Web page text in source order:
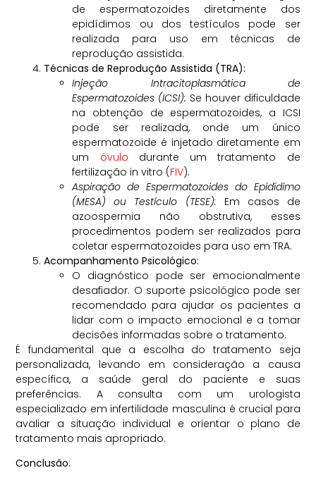
de espermatozoides diretamente dos
epidídimos ou dos testículos pode ser
realizada para uso em técnicas de
reprodução assistida.
Técnicas de Reprodução Assistida (TRA):
Injeção Intracitoplasmática de
Espermatozoides (ICSI): Se houver dificuldade
na obtenção de espermatozoides, a ICSI
pode ser realizada, onde um único
espermatozoide é injetado diretamente em
um óvulo
durante um tratamento de
fertilização in vitro (FIV).
Aspiração de Espermatozoides do Epidídimo
(MESA) ou Testículo (TESE): Em casos de
azoospermia não obstrutiva, esses
procedimentos podem ser realizados para
coletar espermatozoides para uso em TRA.
Acompanhamento Psicológico:
O diagnóstico pode ser emocionalmente
desafiador. O suporte psicológico pode ser
recomendado para ajudar os pacientes a
lidar com o impacto emocional e a tomar
decisões informadas sobre o tratamento.
É fundamental que a escolha do tratamento seja
personalizada, levando em consideração a causa
específica, a saúde geral do paciente e suas
preferências. A consulta com um urologista
especializado em infertilidade masculina é crucial para
avaliar a situação individual e orientar o plano de
tratamento mais apropriado.
Conclusão: